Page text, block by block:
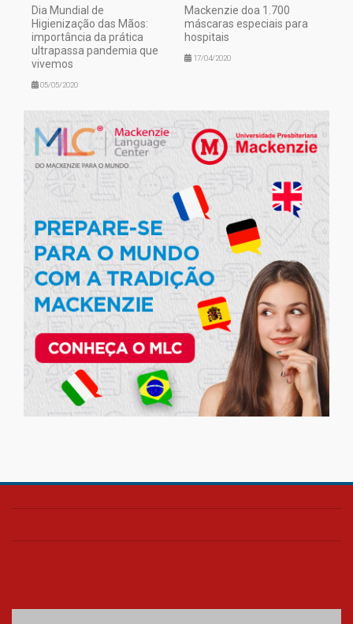
Dia Mundial de
Higienização das Mãos:
importância da prática
ultrapassa pandemia que
vivemos
05/05/2020
Mackenzie doa 1.700
máscaras especiais para
hospitais
17/04/2020